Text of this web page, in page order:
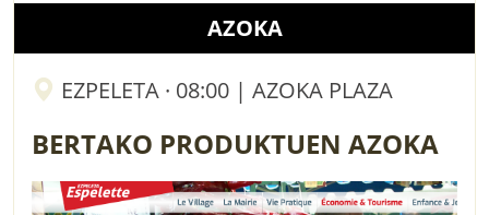
AZOKA
EZPELETA · 08:00 | AZOKA PLAZA
BERTAKO PRODUKTUEN AZOKA